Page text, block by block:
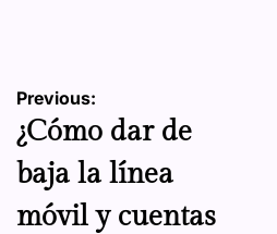
Navegación
de
entradas
Previous:
¿Cómo dar de
baja la línea
móvil y cuentas